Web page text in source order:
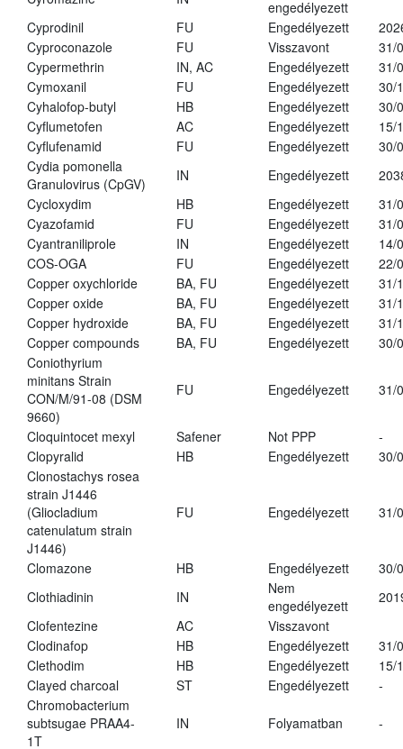
engedélyezett
Cyprodinil
FU Engedélyezett
Cyproconazole
FU Visszavont
31/
Cypermethrin
IN, AC Engedélyezett
31/
Cymoxanil
FU Engedélyezett
30/
Cyhalofop-butyl
HB Engedélyezett
30/
Cyflumetofen
AC Engedélyezett
15/
Cyflufenamid
FU Engedélyezett
30/
Cydia pomonella
Granulovirus (CpGV)
IN Engedélyezett
Cycloxydim
HB Engedélyezett
31/
Cyazofamid
FU Engedélyezett
31/
Cyantraniliprole
IN Engedélyezett
14/
COS-OGA
FU Engedélyezett
22/
Copper oxychloride
BA, FU Engedélyezett
31/
Copper oxide
BA, FU Engedélyezett
31/
Copper hydroxide
BA, FU Engedélyezett
31/
Copper compounds
BA, FU Engedélyezett
30/
Coniothyrium
minitans Strain
CON/M/91-08 (DSM
9660)
FU Engedélyezett 31/
Cloquintocet mexyl Safener Not PPP
-
Clopyralid
HB Engedélyezett
30/
Clonostachys rosea
strain J1446
(Gliocladium
catenulatum strain
J1446)
FU Engedélyezett 31/
Clomazone HB Engedélyezett
30/
Clothiadinin
IN
Nem
engedélyezett
Clofentezine
AC
Visszavont
Clodinafop
HB Engedélyezett
31/
Clethodim
HB Engedélyezett
15/
Clayed charcoal
ST Engedélyezett
-
Chromobacterium
subtsugae PRAA4-
1T
IN Folyamatban -